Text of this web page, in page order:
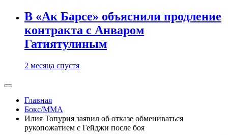
В «Ак Барсе» объяснили продление
контракта с Анваром
Гатиятулиным
2 месяца спустя
Главная
Бокс/MMA
Илия Топурия заявил об отказе обмениваться
рукопожатием с Гейджи после боя